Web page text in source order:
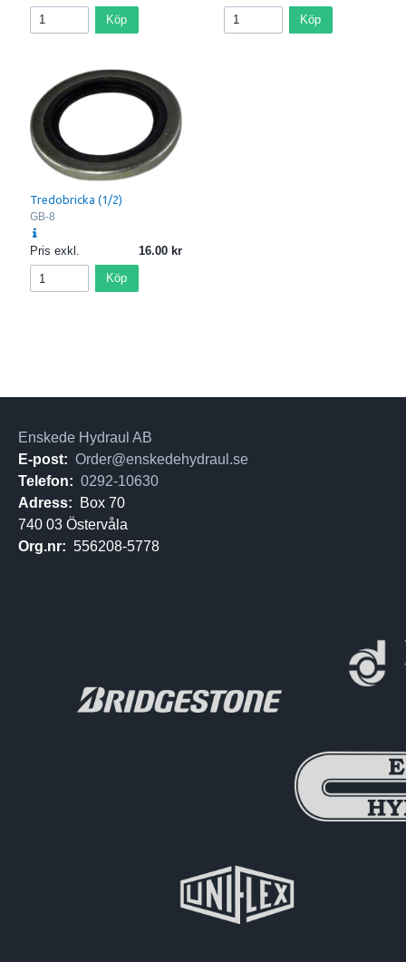
Köp Köp
Tredobricka (1/2)
GB-8
Pris exkl. 16.00
Köp
Enskede Hydraul AB
E-post: Order@enskedehydraul.se
Telefon: 0292-10630
Adress:
Box 70
740 03 Östervåla
Org.nr: 556208-5778